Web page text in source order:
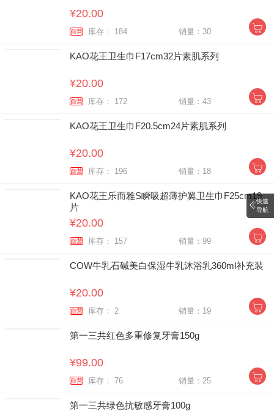
¥20.00
自营 库存： 184 销量：30
KAO花王卫生巾F17cm32片素肌系列
¥20.00
自营 库存： 172 销量：43
KAO花王卫生巾F20.5cm24片素肌系列
¥20.00
自营 库存： 196 销量：18
KAO花王乐而雅S瞬吸超薄护翼卫生巾F25cm19
片
¥20.00
自营 库存： 157 销量：99
COW牛乳石碱美白保湿牛乳沐浴乳360ml补充装
¥20.00
自营 库存： 2 销量：19
第一三共红色多重修复牙膏150g
¥99.00
自营 库存： 76 销量：25
第一三共绿色抗敏感牙膏100g
快速
导航